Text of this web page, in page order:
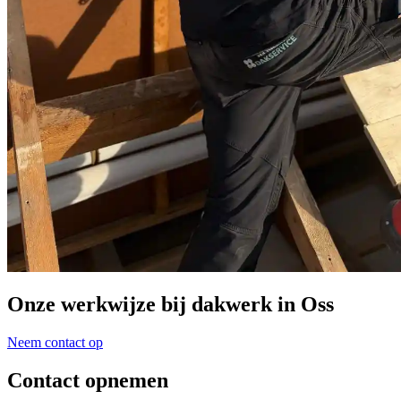
Onze werkwijze bij dakwerk in Oss
Neem contact op
Contact opnemen